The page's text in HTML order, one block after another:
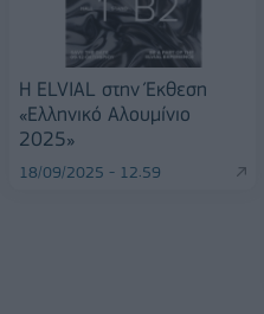
Η ELVIAL στην Έκθεση
«Ελληνικό Αλουμίνιο
2025»
18/09/2025 - 12:59